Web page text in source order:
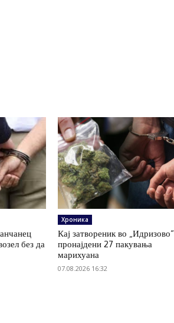
без да
Хроника
Кај затвореник во „Идризово“
пронајдени 27 пакувања
марихуана
07.08.2026 16:32